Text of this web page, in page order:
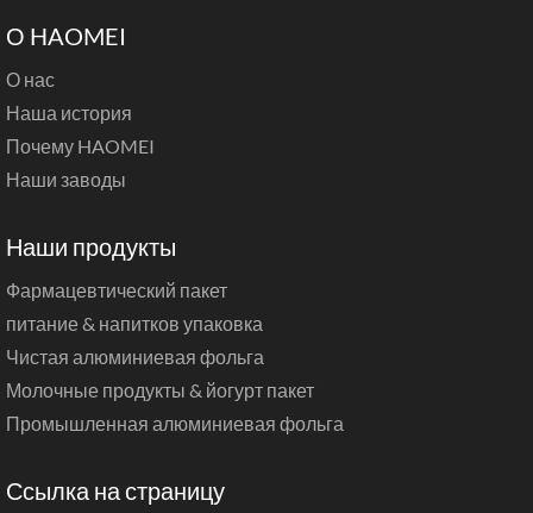
О HAOMEI
О нас
Наша история
Почему HAOMEI
Наши заводы
Наши продукты
Фармацевтический пакет
питание & напитков упаковка
Чистая алюминиевая фольга
Молочные продукты & йогурт пакет
Промышленная алюминиевая фольга
Ссылка на страницу